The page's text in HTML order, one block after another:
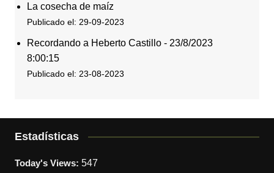
La cosecha de maíz
Publicado el: 29-09-2023
Recordando a Heberto Castillo - 23/8/2023
8:00:15
Publicado el: 23-08-2023
Estadísticas
Today's Views: 547